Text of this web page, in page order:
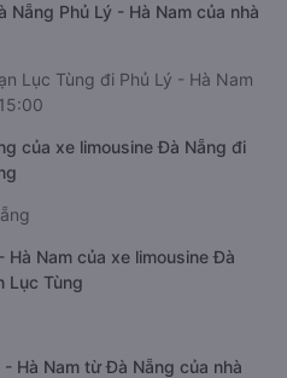
Phủ Lý - Hà Nam của nhà
Lục Tùng đi Phủ Lý - Hà Nam
của xe limousine Đà Nẵng đi
Nam của xe limousine Đà
Lục Tùng
Hà Nam từ Đà Nẵng của nhà